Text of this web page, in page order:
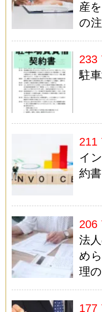
産
の
233
駐
211
イ
約
206
法
め
理
177